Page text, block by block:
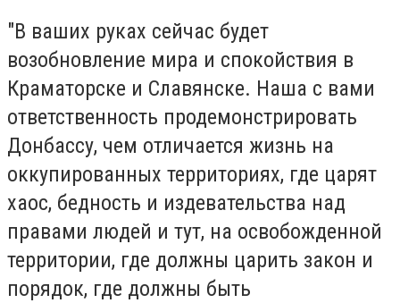
"В ваших руках сейчас будет
возобновление мира и спокойствия в
Краматорске и Славянске. Наша с вами
ответственность продемонстрировать
Донбассу, чем отличается жизнь на
оккупированных территориях, где царят
хаос, бедность и издевательства над
правами людей и тут, на освобожденной
территории, где должны царить закон и
порядок, где должны быть